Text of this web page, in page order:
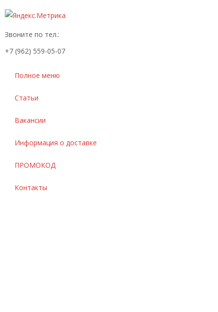
Звоните по тел.:
+7 (962) 559-05-07
Полное меню
Статьи
Вакансии
Информация о доставке
ПРОМОКОД
Контакты